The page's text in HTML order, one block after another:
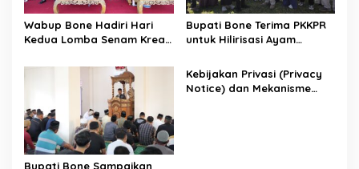
Wabup Bone Hadiri Hari
Kedua Lomba Senam Kreasi
Bupati Bone Terima PKKPR
untuk Hilirisasi Ayam
Bupati Bone Sampaikan
Kebijakan Privasi (Privacy
Notice) dan Mekanisme